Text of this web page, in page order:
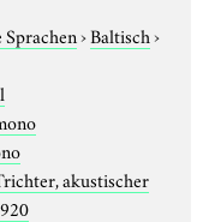
›Baltisch›
akustischer